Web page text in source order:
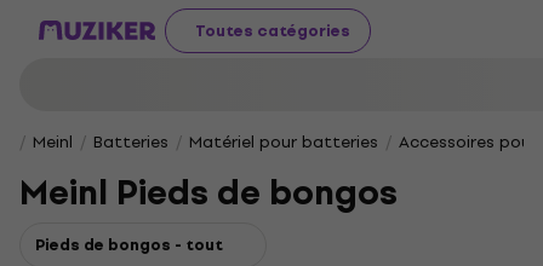
Toutes catégories
Meinl Batteries Matériel pour batteries Accessoires
Meinl Pieds de bongos
Pieds de bongos - tout